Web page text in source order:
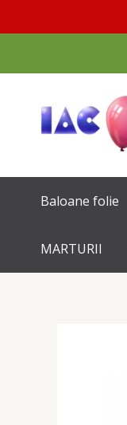
Baloane folie
MARTURII